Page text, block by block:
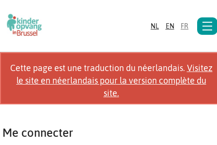
NL EN FR
Cette page est une traduction du néerlandais. Visitez
le site en néerlandais pour la version complète du
site.
Me connecter